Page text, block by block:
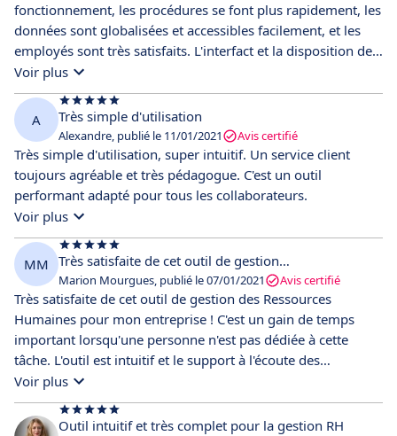
fonctionnement, les procédures se font plus rapidement, les
données sont globalisées et accessibles facilement, et les
employés sont très satisfaits. L'interfact et la disposition des
fonctionnalités est très intuitive, ce qui permet une prise en
main rapide, même pour ceux n'étant pas à l'aise avec ce
genre d'outil.
Voir plus
A Très simple d'utilisation
Alexandre, publié le 11/01/2021 Avis certifié
Très simple d'utilisation, super intuitif. Un service client
toujours agréable et très pédagogue. C'est un outil
performant adapté pour tous les collaborateurs.
Voir plus
MM Très satisfaite de cet outil de gestion…
Marion Mourgues, publié le 07/01/2021 Avis certifié
Très satisfaite de cet outil de gestion des Ressources
Humaines pour mon entreprise ! C'est un gain de temps
important lorsqu'une personne n'est pas dédiée à cette
tâche. L'outil est intuitif et le support à l'écoute des
différentes demandes.
Voir plus
Outil intuitif et très complet pour la gestion RH